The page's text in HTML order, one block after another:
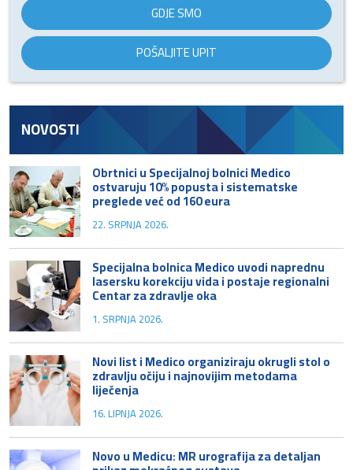
GDJE SMO
POŠALJITE UPIT
NOVOSTI
Obrtnici u Specijalnoj bolnici Medico
ostvaruju 10% popusta i sistematske
preglede već od 160 eura
22. SRPNJA 2026.
Specijalna bolnica Medico uvodi naprednu
lasersku korekciju vida i postaje regionalni
Centar za zdravlje oka
1. SRPNJA 2026.
Novi list i Medico organiziraju okrugli stol o
zdravlju očiju i najnovijim metodama
liječenja
16. LIPNJA 2026.
Novo u Medicu: MR urografija za detaljan